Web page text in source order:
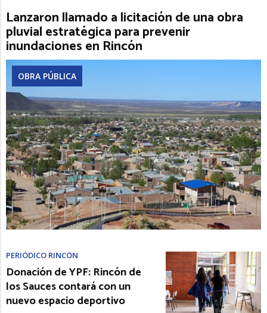
Lanzaron llamado a licitación de una obra
pluvial estratégica para prevenir
inundaciones en Rincón
OBRA PÚBLICA
PERIÓDICO RINCÓN
Donación de YPF: Rincón de
los Sauces contará con un
nuevo espacio deportivo